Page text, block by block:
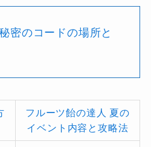
密のコードの場所と
フルーツ飴の達人 夏の
イベント内容と攻略法